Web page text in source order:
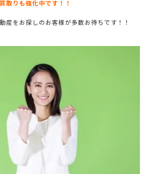
取りも強化中です！！
産をお探しのお客様が多数お待ちです！！